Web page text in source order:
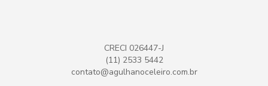
CRECI 026447-J
(11) 2533 5442
contato@agulhanoceleiro.com.br